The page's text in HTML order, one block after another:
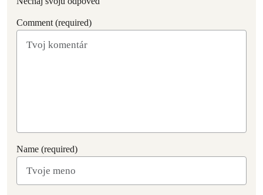
Comment (required)
Name (required)